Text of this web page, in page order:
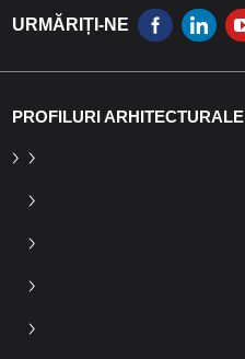
URMĂRIȚI-NE
PROFILURI ARHITECTURALE